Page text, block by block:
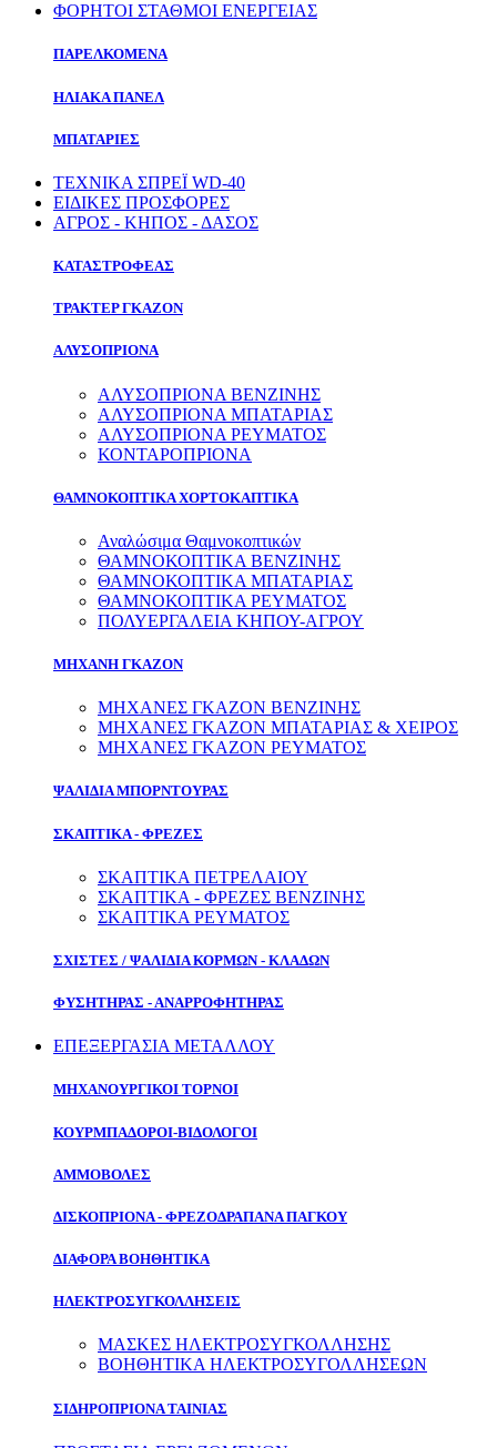
ΦΟΡΗΤΟΙ ΣΤΑΘΜΟΙ ΕΝΕΡΓΕΙΑΣ
ΠΑΡΕΛΚΟΜΕΝΑ
ΗΛΙΑΚΑ ΠΑΝΕΛ
ΜΠΑΤΑΡΙΕΣ
ΤΕΧΝΙΚΑ ΣΠΡΕΪ WD-40
ΕΙΔΙΚΕΣ ΠΡΟΣΦΟΡΕΣ
ΑΓΡΟΣ - ΚΗΠΟΣ - ΔΑΣΟΣ
ΚΑΤΑΣΤΡΟΦΕΑΣ
ΤΡΑΚΤΕΡ ΓΚΑΖΟΝ
ΑΛΥΣΟΠΡΙΟΝΑ
ΑΛΥΣΟΠΡΙΟΝΑ ΒΕΝΖΙΝΗΣ
ΑΛΥΣΟΠΡΙΟΝΑ ΜΠΑΤΑΡΙΑΣ
ΑΛΥΣΟΠΡΙΟΝΑ ΡΕΥΜΑΤΟΣ
ΚΟΝΤΑΡΟΠΡΙΟΝΑ
ΘΑΜΝΟΚΟΠΤΙΚΑ ΧΟΡΤΟΚΑΠΤΙΚΑ
Αναλώσιμα Θαμνοκοπτικών
ΘΑΜΝΟΚΟΠΤΙΚΑ ΒΕΝΖΙΝΗΣ
ΘΑΜΝΟΚΟΠΤΙΚΑ ΜΠΑΤΑΡΙΑΣ
ΘΑΜΝΟΚΟΠΤΙΚΑ ΡΕΥΜΑΤΟΣ
ΠΟΛΥΕΡΓΑΛΕΙΑ ΚΗΠΟΥ-ΑΓΡΟΥ
ΜΗΧΑΝΗ ΓΚΑΖΟΝ
ΜΗΧΑΝΕΣ ΓΚΑΖΟΝ ΒΕΝΖΙΝΗΣ
ΜΗΧΑΝΕΣ ΓΚΑΖΟΝ ΜΠΑΤΑΡΙΑΣ & ΧΕΙΡΟΣ
ΜΗΧΑΝΕΣ ΓΚΑΖΟΝ ΡΕΥΜΑΤΟΣ
ΨΑΛΙΔΙΑ ΜΠΟΡΝΤΟΥΡΑΣ
ΣΚΑΠΤΙΚΑ - ΦΡΕΖΕΣ
ΣΚΑΠΤΙΚΑ ΠΕΤΡΕΛΑΙΟΥ
ΣΚΑΠΤΙΚΑ - ΦΡΕΖΕΣ ΒΕΝΖΙΝΗΣ
ΣΚΑΠΤΙΚΑ ΡΕΥΜΑΤΟΣ
ΣΧΙΣΤΕΣ / ΨΑΛΙΔΙΑ ΚΟΡΜΩΝ - ΚΛΑΔΩΝ
ΦΥΣΗΤΗΡΑΣ - ΑΝΑΡΡΟΦΗΤΗΡΑΣ
ΕΠΕΞΕΡΓΑΣΙΑ ΜΕΤΑΛΛΟΥ
ΜΗΧΑΝΟΥΡΓΙΚΟΙ ΤΟΡΝΟΙ
ΚΟΥΡΜΠΑΔΟΡΟΙ-ΒΙΔΟΛΟΓΟΙ
ΑΜΜΟΒΟΛΕΣ
ΔΙΣΚΟΠΡΙΟΝΑ - ΦΡΕΖΟΔΡΑΠΑΝΑ ΠΑΓΚΟΥ
ΔΙΑΦΟΡΑ ΒΟΗΘΗΤΙΚΑ
ΗΛΕΚΤΡΟΣΥΓΚΟΛΛΗΣΕΙΣ
ΜΑΣΚΕΣ ΗΛΕΚΤΡΟΣΥΓΚΟΛΛΗΣΗΣ
ΒΟΗΘΗΤΙΚΑ ΗΛΕΚΤΡΟΣΥΓΟΛΛΗΣΕΩΝ
ΣΙΔΗΡΟΠΡΙΟΝΑ ΤΑΙΝΙΑΣ